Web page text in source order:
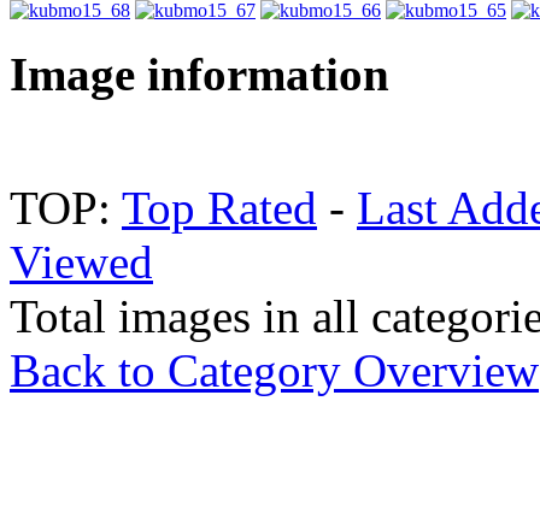
Image information
TOP: Top Rated - Last
Viewed
Total images in all
Back to Category Overview